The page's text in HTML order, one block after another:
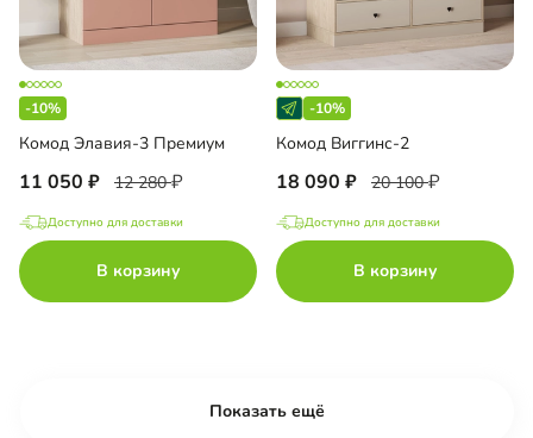
-10%
Комод Элавия-3 Премиум
11 050 12 280
Доступно для доставки
В корзину
-10%
Комод Виггинс-2
18 090 20 100
Доступно для доставки
В корзину
Показать ещё